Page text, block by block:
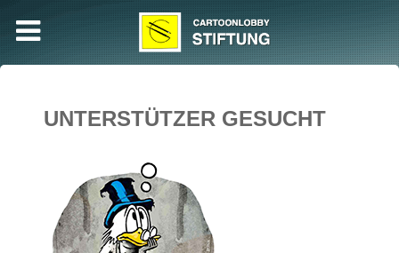
UNTERSTÜTZER GESUCHT